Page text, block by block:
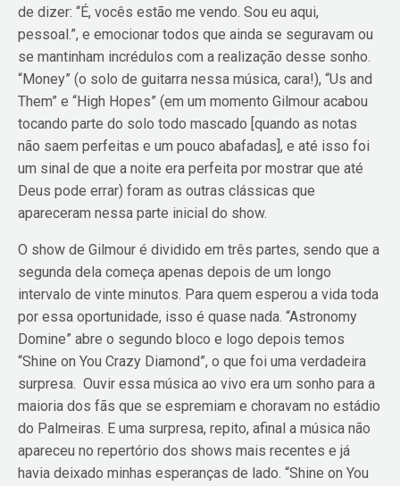
de dizer: “É, vocês estão me vendo. Sou eu aqui,
pessoal.”, e emocionar todos que ainda se seguravam ou
se mantinham incrédulos com a realização desse sonho.
“Money” (o solo de guitarra nessa música, cara!), “Us and
Them” e “High Hopes” (em um momento Gilmour acabou
tocando parte do solo todo mascado [quando as notas
não saem perfeitas e um pouco abafadas], e até isso foi
um sinal de que a noite era perfeita por mostrar que até
Deus pode errar) foram as outras clássicas que
apareceram nessa parte inicial do show.
O show de Gilmour é dividido em três partes, sendo que a
segunda dela começa apenas depois de um longo
intervalo de vinte minutos. Para quem esperou a vida toda
por essa oportunidade, isso é quase nada. “Astronomy
Domine” abre o segundo bloco e logo depois temos
“Shine on You Crazy Diamond”, o que foi uma verdadeira
surpresa. Ouvir essa música ao vivo era um sonho para a
maioria dos fãs que se espremiam e choravam no estádio
do Palmeiras. E uma surpresa, repito, afinal a música não
apareceu no repertório dos shows mais recentes e já
havia deixado minhas esperanças de lado. “Shine on You